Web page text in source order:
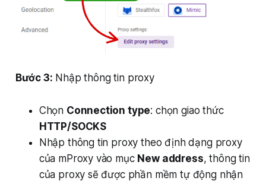
Bước 3: Nhập thông tin proxy
Chọn Connection type: chọn giao thức
HTTP/SOCKS
Nhập thông tin proxy theo định dạng proxy
của mProxy vào mục New address, thông tin
của proxy sẽ được phần mềm tự động nhận